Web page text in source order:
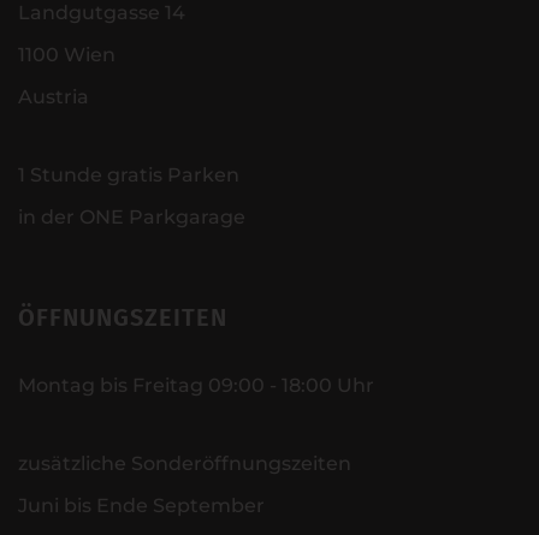
Landgutgasse 14
1100 Wien
Austria
1 Stunde gratis Parken
in der ONE Parkgarage
ÖFFNUNGSZEITEN
Montag bis Freitag 09:00 - 18:00 Uhr
zusätzliche Sonderöffnungszeiten
Juni bis Ende September